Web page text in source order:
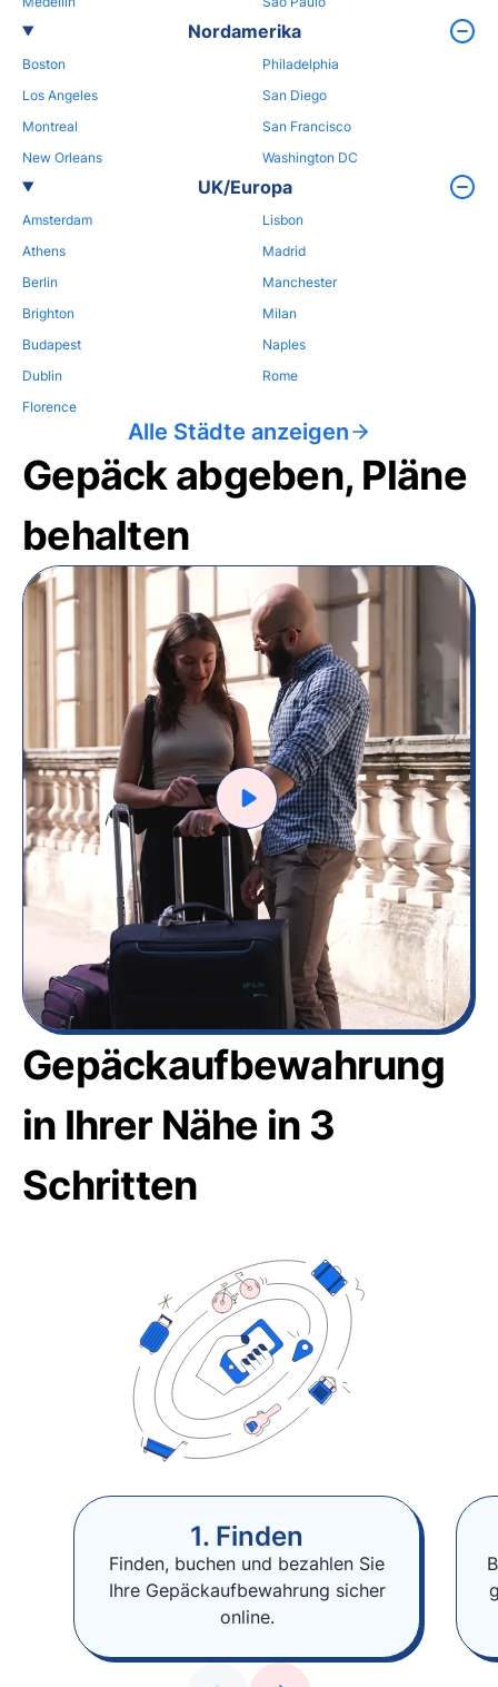
Nordamerika
Boston
Los Angeles
Montreal
New Orleans
Philadelphia
San Diego
San Francisco
Washington DC
UK/Europa
Amsterdam
Athens
Berlin
Brighton
Budapest
Dublin
Florence
Lisbon
Madrid
Manchester
Milan
Naples
Rome
Alle Städte anzeigen
Gepäck abgeben, Pläne
behalten
Gepäckaufbewahrung
in Ihrer Nähe in 3
Schritten
1. Finden
Finden, buchen und bezahlen Sie
Ihre Gepäckaufbewahrung sicher
online.